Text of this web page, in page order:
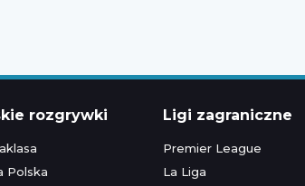
rozgrywki
Polska
Ligi zagraniczne
Premier League
La Liga